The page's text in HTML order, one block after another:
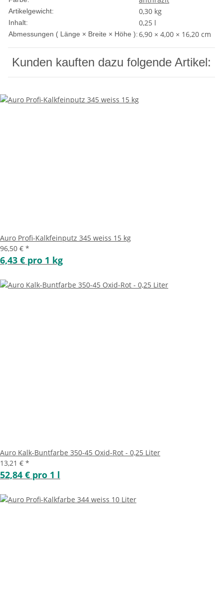
Artikelgewicht: 0,30 kg
Inhalt: 0,25 l
Abmessungen ( Länge × Breite × Höhe ):6,90 × 4,00 × 16,20 cm
Kunden kauften dazu folgende Artikel:
Auro Profi-Kalkfeinputz 345 weiss 15 kg
96,50 € *
6,43 € pro 1 kg
Auro Kalk-Buntfarbe 350-45 Oxid-Rot - 0,25 Liter
13,21 € *
52,84 € pro 1 l